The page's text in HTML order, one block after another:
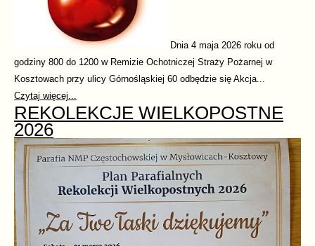
Dnia 4 maja 2026 roku od
godziny 800 do 1200 w Remizie Ochotniczej Straży Pożarnej w
Kosztowach przy ulicy Górnośląskiej 60 odbędzie się Akcja...
Czytaj więcej...
REKOLEKCJE WIELKOPOSTNE
2026